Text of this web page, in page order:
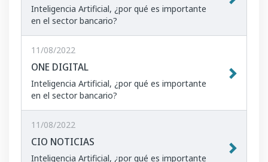
Inteligencia Artificial, ¿por qué es importante
en el sector bancario?
11/08/2022
ONE DIGITAL
Inteligencia Artificial, ¿por qué es importante
en el sector bancario?
11/08/2022
CIO NOTICIAS
Inteligencia Artificial, ¿por qué es importante